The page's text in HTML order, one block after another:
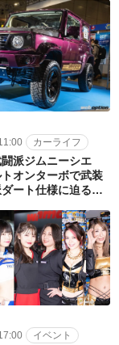
美、森下祐未、蒼井
、渕上ひかる【東京
2023】
カーライフ
闘派ジムニーシエ
オンターボで武装
ート仕様に迫る！
イベント